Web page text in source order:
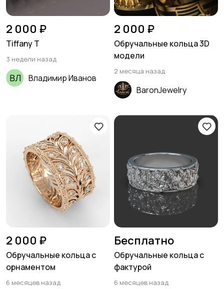
2 000 ₽
Tiffany T
3 недели назад
Владимир Иванов
2 000 ₽
Обручальные кольца 3D
модели
2 месяца назад
BaronJewelry
2 000 ₽
Обручальные кольца с
орнаментом
6 месяцев назад
Бесплатно
Обручальные кольца с
фактурой
6 месяцев назад